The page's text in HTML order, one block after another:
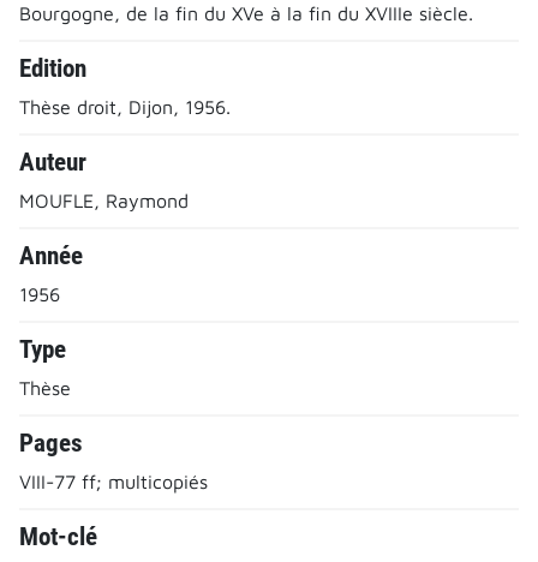
Bourgogne, de la fin du XVe à la fin du XVIIIe siècle.
Edition
Thèse droit, Dijon, 1956.
Auteur
MOUFLE, Raymond
Année
1956
Type
Thèse
Pages
VIII-77 ff; multicopiés
Mot-clé